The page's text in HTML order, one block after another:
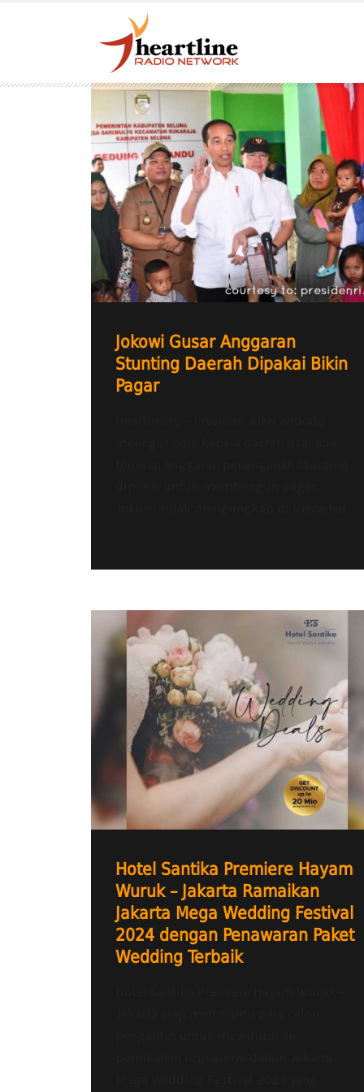
Jokowi Gusar Anggaran
Stunting Daerah Dipakai Bikin
Pagar
Hotel Santika Premiere Hayam
Wuruk – Jakarta Ramaikan
Jakarta Mega Wedding Festival
2024 dengan Penawaran Paket
Wedding Terbaik